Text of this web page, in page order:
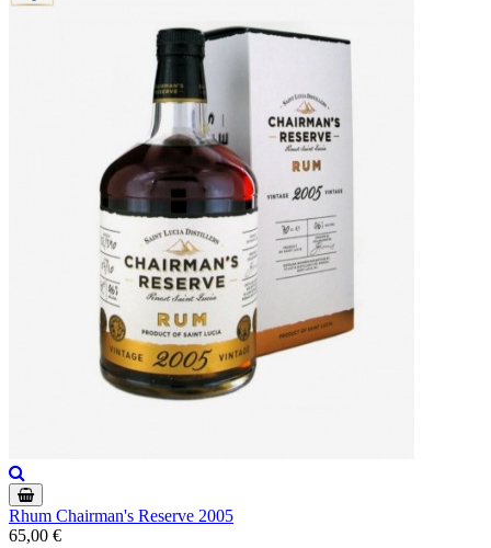
Rhum Chairman's Reserve 2005
65,00 €